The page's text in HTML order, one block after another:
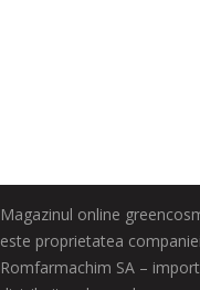
Magazinul online
este proprietatea companiei
Romfarmachim SA –